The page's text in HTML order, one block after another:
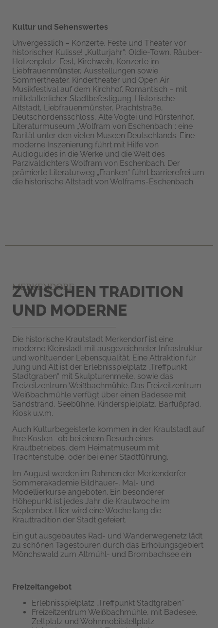
Kultur und Sehenswertes
Unvergesslich – Konzerte, Feste und Theater vor
historischer Kulisse! „Kulturjahr“: Oldie-Town, Räuber-
Hotzenplotz-Fest, Kirchweih, Konzerte im
Liebfrauenmünster, Ausstellungen sowie
Sommertheater, Kindertheater und Open Air
Musikfestival auf dem Kirchhof. Romantisch – mit
mittelalterlicher Stadtbefestigung. Historische
Altstadt, Liebfrauenmünster, Prachtstraße,
Deutschordensschloss, Alte Vogtei und Fürstenhof.
Literaturmuseum „Wolfram von Eschenbach“: eine
Rarität unter den vielen Museen Deutschlands. Eine
moderne Inszenierung führt mit Hilfe von
Audioguides in die Werke und die Welt des
Parzivaldichters Wolfram von Eschenbach. Der
prämierte Literaturweg „Franken“ führt barrierefrei um
die historische Altstadt von Wolframs-Eschenbach.
MERKENDORF
ZWISCHEN TRADITION
UND MODERNE
Die historische Krautstadt Merkendorf ist eine
moderne Kleinstadt mit ausgezeichneter Infrastruktur
und wohltuender Lebensqualität. Eine Attraktion für
Jung und Alt ist der Erlebnisspielplatz „Treffpunkt
Stadtgraben“ mit Skulpturenmeile, sowie das
Freizeitzentrum Weißbachmühle. Das Freizeitzentrum
Weißbachmühle verfügt über einen Badesee mit
Sandstrand, Seebühne, Kinderspielplatz, Barfußpfad,
Kiosk u.v.m.
Auch Kulturbegeisterte kommen in der Krautstadt auf
Ihre Kosten- ob bei einem Besuch eines
Krautbetriebes, dem Heimatmuseum mit
Trachtenstube, oder bei einer Stadtführung.
Im August werden im Rahmen der Merkendorfer
Sommerakademie Bildhauer-, Mal- und
Modellierkurse angeboten. Ein besonderer
Höhepunkt ist jedes Jahr die Krautwoche im
September. Hier wird eine Woche lang die
Krauttradition der Stadt gefeiert.
Ein gut ausgebautes Rad- und Wanderwegenetz lädt
zu schönen Tagestouren durch das Erholungsgebiert
Mönchswald zum Altmühl- und Brombachsee ein.
Freizeitangebot
Erlebnisspielplatz „Treffpunkt Stadtgraben“
Freizeitzentrum Weißbachmühle, mit Badesee,
Zeltplatz und Wohnmobilstellplatz